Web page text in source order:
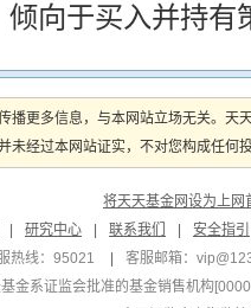
倾向于买入并持有
播更多信息，与本网站立场无关。
未经过本网站证实，不对您构成任
将天天基金网设为上网
研究中心 联系我们
安全指引
热线：95021
客服邮箱：
金系证监会批准的基金销售机构